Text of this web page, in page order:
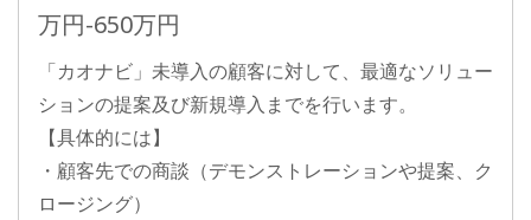
万円-650万円
「カオナビ」未導入の顧客に対して、最適なソリュー
ションの提案及び新規導入までを行います。
【具体的には】
・顧客先での商談（デモンストレーションや提案、ク
ロージング）